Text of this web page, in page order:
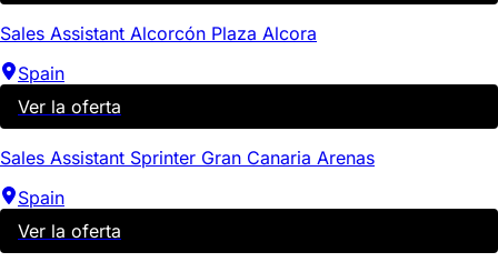
Sales Assistant Alcorcón Plaza Alcora
Spain
Ver la oferta
Sales Assistant Sprinter Gran Canaria Arenas
Spain
Ver la oferta